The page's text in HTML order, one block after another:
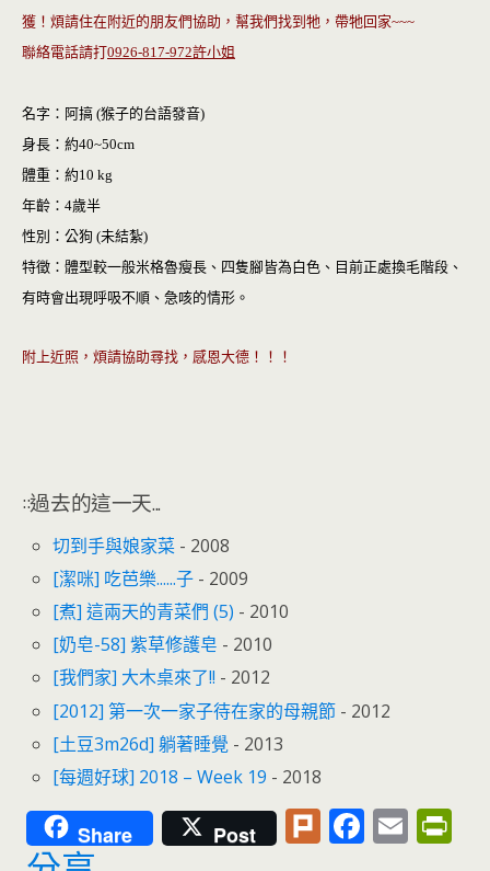
獲！煩請住在附近的朋友們協助，幫我們找到牠，帶牠回家~~~
聯絡電話請打0926-817-972許小姐
名字：阿搞 (猴子的台語發音)
身長：約40~50cm
體重：約10 kg
年齡： 4歲半
性別：公狗 (未結紮)
特徵：體型較一般米格魯瘦長、四隻腳皆為白色、目前正處換毛階段、
有時會出現呼吸不順、急咳的情形。
附上近照，煩請協助尋找，感恩大德！！！
::過去的這一天...
切到手與娘家菜 - 2008
[潔咪] 吃芭樂......子 - 2009
[煮] 這兩天的青菜們 (5) - 2010
[奶皂-58] 紫草修護皂 - 2010
[我們家] 大木桌來了!! - 2012
[2012] 第一次一家子待在家的母親節 - 2012
[土豆3m26d] 躺著睡覺 - 2013
[每週好球] 2018 – Week 19 - 2018
Share Post Pl F E